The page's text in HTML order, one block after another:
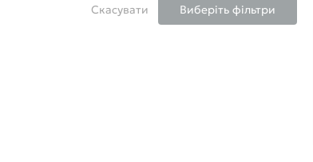
Скасувати Виберіть фільтри